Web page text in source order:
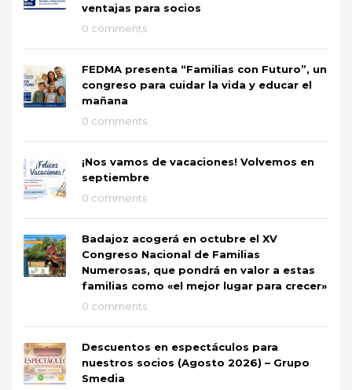
ventajas para socios
0 comments
FEDMA presenta “Familias con Futuro”, un
congreso para cuidar la vida y educar el
mañana
0 comments
¡Nos vamos de vacaciones! Volvemos en
septiembre
0 comments
Badajoz acogerá en octubre el XV
Congreso Nacional de Familias
Numerosas, que pondrá en valor a estas
familias como «el mejor lugar para crecer»
0 comments
Descuentos en espectáculos para
nuestros socios (Agosto 2026) – Grupo
Smedia